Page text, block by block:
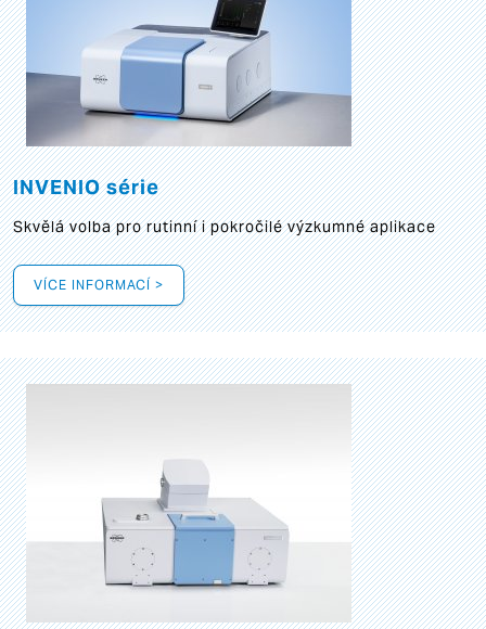
INVENIO série
Skvělá volba pro rutinní i pokročilé výzkumné aplikace
VÍCE INFORMACÍ >